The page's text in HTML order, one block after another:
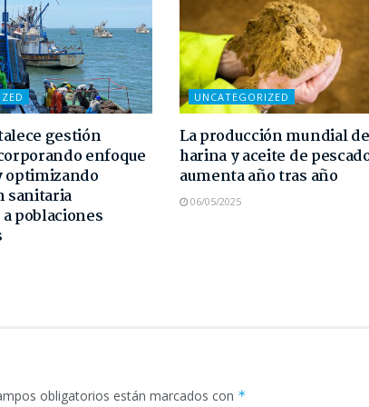
gestión
enfoque
optimizando
sanitaria
poblaciones
UNCATEGORIZED
La producción mundial de
harina y aceite de
aumenta año tras año
06/05/2025
obligatorios están marcados con *